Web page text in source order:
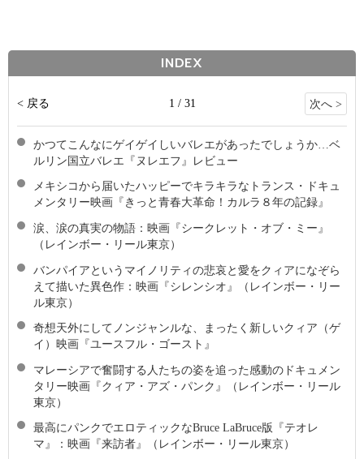
INDEX
< 戻る 1 / 31 次へ >
かつてこんなにゲイゲイしいバレエがあったでしょうか…ベ
ルリン国立バレエ『ヌレエフ』レビュー
メキシコから届いたハッピーでキラキラなトランス・ドキュ
メンタリー映画『きっと青春大革命！カルラ８年の記録』
涙、涙の真実の物語：映画『シークレット・オブ・ミー』
（レインボー・リール東京）
バンパイアというマイノリティの悲哀と愛をクィアになぞら
えて描いた異色作：映画『シレンシオ』（レインボー・リー
ル東京）
奇想天外にしてノンジャンルな、まったく新しいクィア（ゲ
イ）映画『ユースフル・ゴースト』
マレーシアで奮闘する人たちの姿を追った感動のドキュメン
タリー映画『クィア・アズ・パンク』（レインボー・リール
東京）
最高にパンクでエロティックなBruce LaBruce版『テオレ
マ』：映画『来訪者』（レインボー・リール東京）